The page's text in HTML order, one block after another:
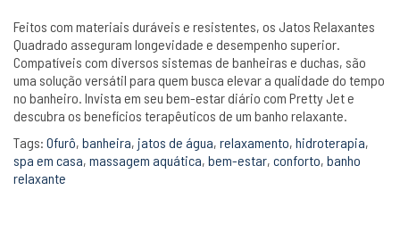
Feitos com materiais duráveis e resistentes, os Jatos Relaxantes
Quadrado asseguram longevidade e desempenho superior.
Compatíveis com diversos sistemas de banheiras e duchas, são
uma solução versátil para quem busca elevar a qualidade do tempo
no banheiro. Invista em seu bem-estar diário com Pretty Jet e
descubra os benefícios terapêuticos de um banho relaxante.
Tags: Ofurô, banheira, jatos de água, relaxamento, hidroterapia,
spa em casa, massagem aquática, bem-estar, conforto, banho
relaxante